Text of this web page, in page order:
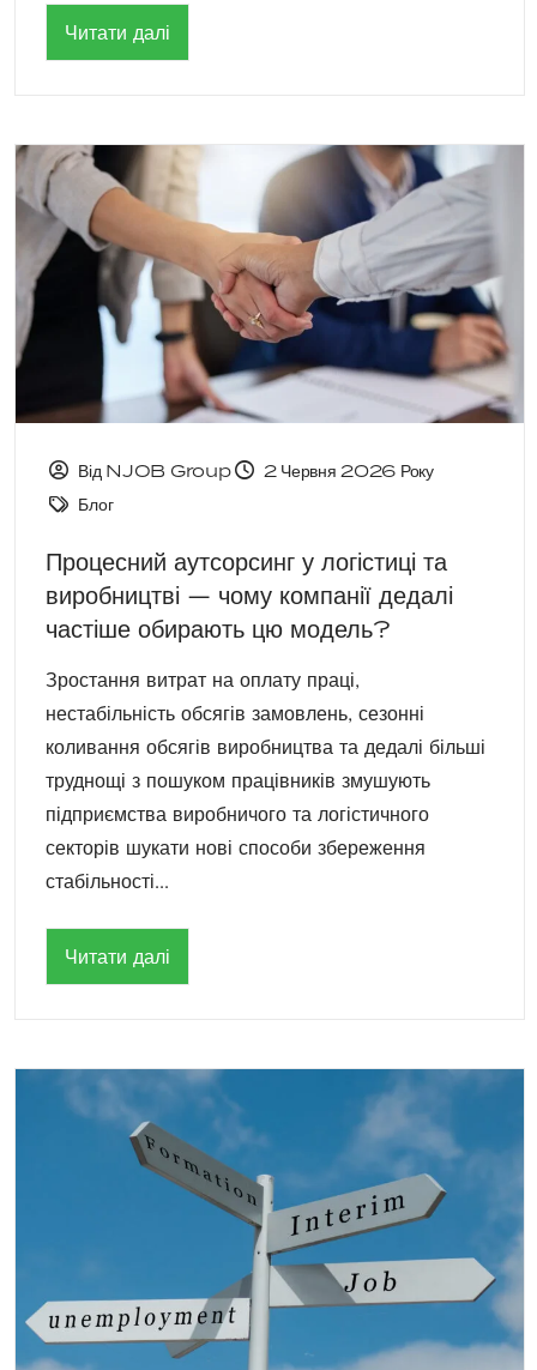
Читати далі
Від NJOB Group
2 Червня 2026 Року
Блог
Процесний аутсорсинг у логістиці та
виробництві — чому компанії дедалі
частіше обирають цю модель?
Зростання витрат на оплату праці,
нестабільність обсягів замовлень, сезонні
коливання обсягів виробництва та дедалі більші
труднощі з пошуком працівників змушують
підприємства виробничого та логістичного
секторів шукати нові способи збереження
стабільності...
Читати далі